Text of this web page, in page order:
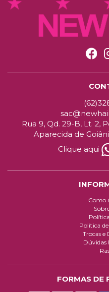
Rua 9, Qd. 29-B, Lt. 2,
Aparecida de
Clique aqui
Como
Política
Trocas e
Dúvidas
FORMAS DE